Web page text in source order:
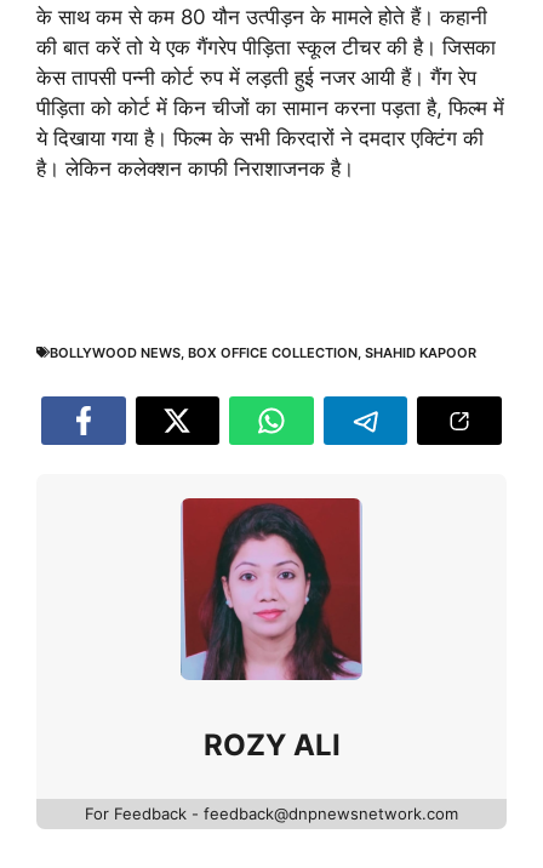
के साथ कम से कम 80 यौन उत्पीड़न के मामले होते हैं। कहानी
की बात करें तो ये एक गैंगरेप पीड़िता स्कूल टीचर की है। जिसका
केस तापसी पन्नी कोर्ट रुप में लड़ती हुई नजर आयी हैं। गैंग रेप
पीड़िता को कोर्ट में किन चीजों का सामान करना पड़ता है, फिल्म में
ये दिखाया गया है। फिल्म के सभी किरदारों ने दमदार एक्टिंग की
है। लेकिन कलेक्शन काफी निराशाजनक है।
BOLLYWOOD NEWS BOX OFFICE COLLECTION SHAHID KAPOOR
ROZY ALI
For Feedback - feedback@dnpnewsnetwork.com